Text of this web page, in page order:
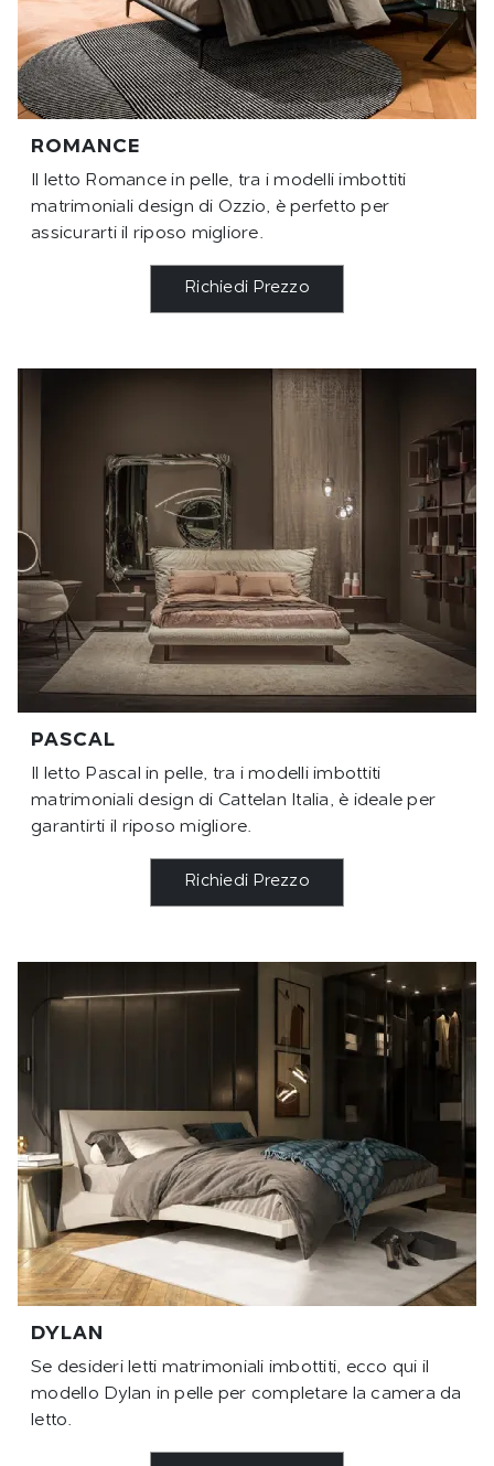
ROMANCE
Il letto Romance in pelle, tra i modelli imbottiti
matrimoniali design di Ozzio, è perfetto per
assicurarti il riposo migliore.
Richiedi Prezzo
PASCAL
Il letto Pascal in pelle, tra i modelli imbottiti
matrimoniali design di Cattelan Italia, è ideale per
garantirti il riposo migliore.
Richiedi Prezzo
DYLAN
Se desideri letti matrimoniali imbottiti, ecco qui il
modello Dylan in pelle per completare la camera da
letto.